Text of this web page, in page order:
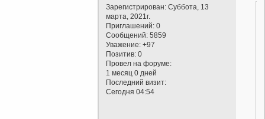
Зарегистрирован: Суббота, 13
марта, 2021г.
Приглашений: 0
Сообщений: 5859
Уважение: +97
Позитив: 0
Провел на форуме:
1 месяц 0 дней
Последний визит:
Сегодня 04:54